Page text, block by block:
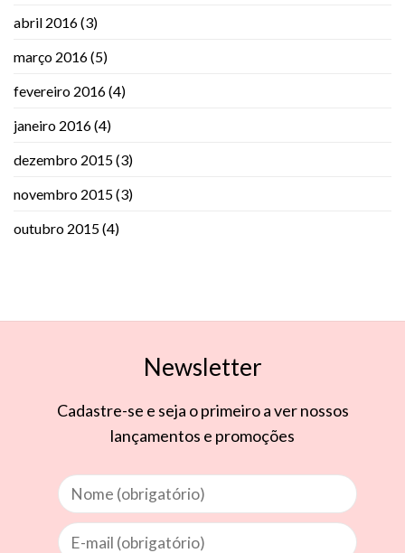
abril 2016(3)
março 2016(5)
fevereiro 2016(4)
janeiro 2016(4)
dezembro 2015(3)
novembro 2015(3)
outubro 2015(4)
Newsletter
Cadastre-se e seja o primeiro a ver nossos
lançamentos e promoções